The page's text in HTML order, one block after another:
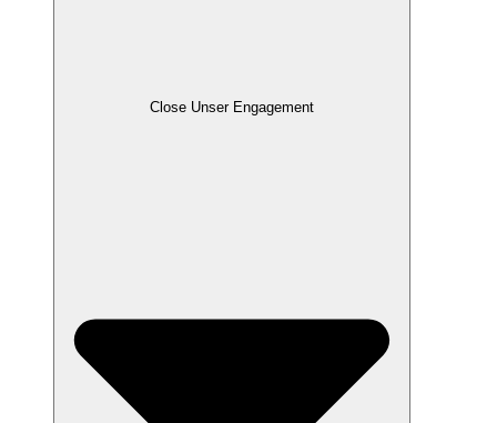
Close Unser Engagement